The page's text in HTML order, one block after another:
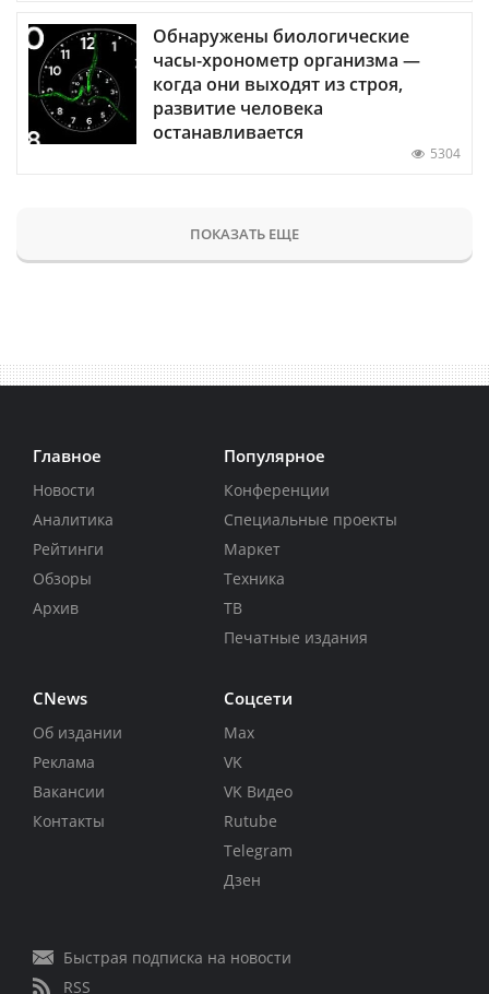
Обнаружены биологические
часы-хронометр организма —
когда они выходят из строя,
развитие человека
останавливается
5304
ПОКАЗАТЬ ЕЩЕ
Главное
Новости
Аналитика
Рейтинги
Обзоры
Архив
Популярное
Конференции
Специальные проекты
Маркет
Техника
ТВ
Печатные издания
CNews
Об издании
Реклама
Вакансии
Контакты
Соцсети
Max
VK
VK Видео
Rutube
Telegram
Дзен
Быстрая подписка на новости
RSS